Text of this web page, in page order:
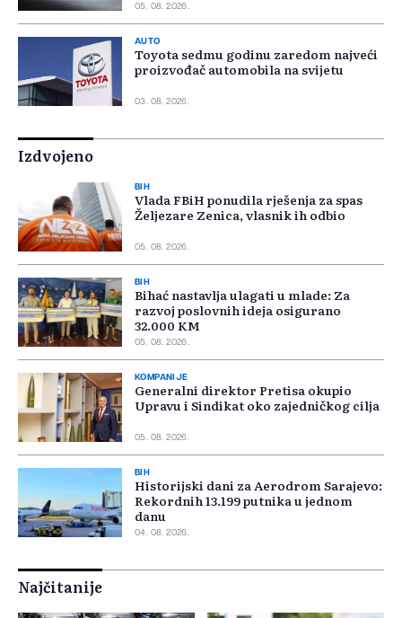
05. 08. 2026.
AUTO
Toyota sedmu godinu zaredom najveći
proizvođač automobila na svijetu
03. 08. 2026.
Izdvojeno
BIH
Vlada FBiH ponudila rješenja za spas
Željezare Zenica, vlasnik ih odbio
05. 08. 2026.
BIH
Bihać nastavlja ulagati u mlade: Za
razvoj poslovnih ideja osigurano
32.000 KM
05. 08. 2026.
KOMPANIJE
Generalni direktor Pretisa okupio
Upravu i Sindikat oko zajedničkog cilja
05. 08. 2026.
BIH
Historijski dani za Aerodrom Sarajevo:
Rekordnih 13.199 putnika u jednom
danu
04. 08. 2026.
Najčitanije